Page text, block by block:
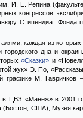
И. Е. Репина
конгрессов
Стипендиат Фонда
каждая из
дна и
«Сказки» и
жук» Э. По,
графике М.
в ЦВЗ «Манеж» в 2001
(Бостон, США), Музея